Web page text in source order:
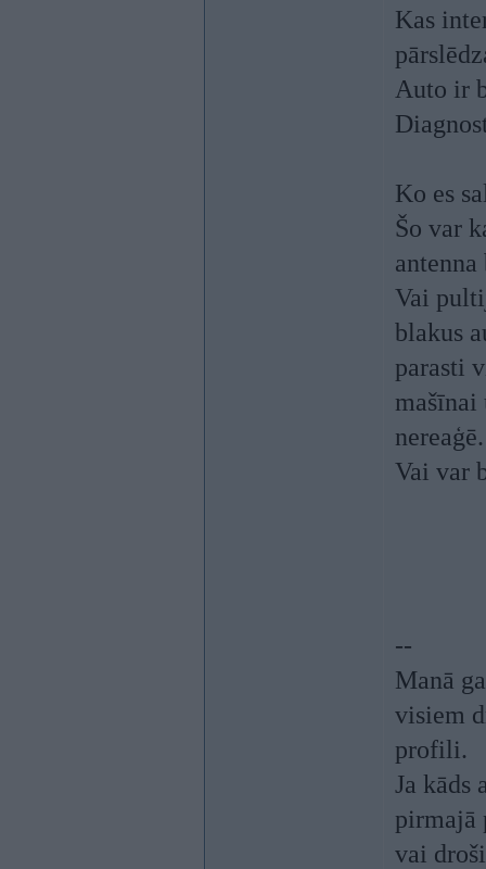
Kas
Auto ir
Ko es
Šo var
Vai
blakus
parasti
mašīnai
nereaģē.
Vai var
--
Manā
visiem
profili.
Ja kāds
pirmajā
vai